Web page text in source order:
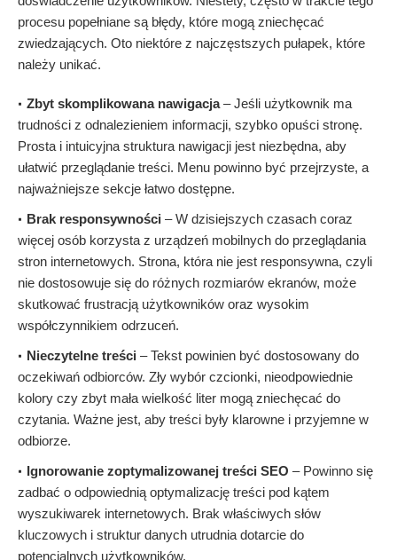
procesu popełniane są błędy, które mogą zniechęcać
zwiedzających. Oto niektóre z najczęstszych pułapek, które
należy unikać.
Zbyt skomplikowana nawigacja– Jeśli użytkownik ma
trudności z odnalezieniem informacji, szybko opuści stronę.
Prosta i intuicyjna struktura nawigacji jest niezbędna, aby
ułatwić przeglądanie treści. Menu powinno być przejrzyste, a
najważniejsze sekcje łatwo dostępne.
Brak responsywności – W dzisiejszych czasach coraz
więcej osób korzysta z urządzeń mobilnych do przeglądania
stron internetowych. Strona, która nie jest responsywna, czyli
nie dostosowuje się do różnych rozmiarów ekranów, może
skutkować frustracją użytkowników oraz wysokim
współczynnikiem odrzuceń.
Nieczytelne treści – Tekst powinien być dostosowany do
oczekiwań odbiorców. Zły wybór czcionki, nieodpowiednie
kolory czy zbyt mała wielkość liter mogą zniechęcać do
czytania. Ważne jest, aby treści były klarowne i przyjemne w
odbiorze.
Ignorowanie zoptymalizowanej treści SEO – Powinno się
zadbać o odpowiednią optymalizację treści pod kątem
wyszukiwarek internetowych. Brak właściwych słów
kluczowych i struktur danych utrudnia dotarcie do
potencjalnych użytkowników.